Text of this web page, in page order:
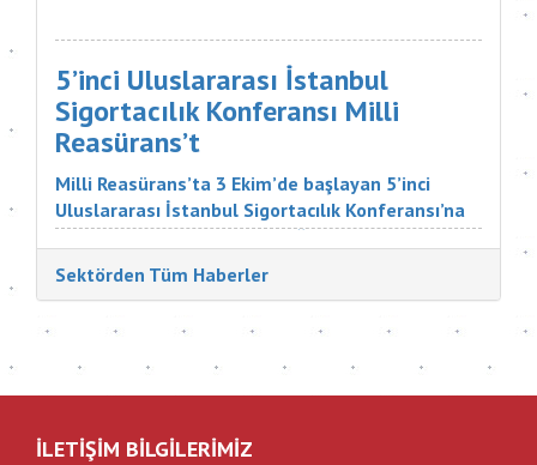
tamamlayan öğrencilerini mezun etti. Sigorta
şirketlerinin &uu...
5’inci Uluslararası İstanbul
Sigortacılık Konferansı Milli
Reasürans’t
Milli Reasürans’ta 3 Ekim’de başlayan 5’inci
Uluslararası İstanbul Sigortacılık Konferansı’na
Türkiye ve dünyadan çok değerli katılımcılar
katıldı. Sigorta Tatbikatçıları Derneği'nin
düzenlediği konferansın aç...
Sektörden Tüm Haberler
İLETİŞİM BİLGİLERİMİZ